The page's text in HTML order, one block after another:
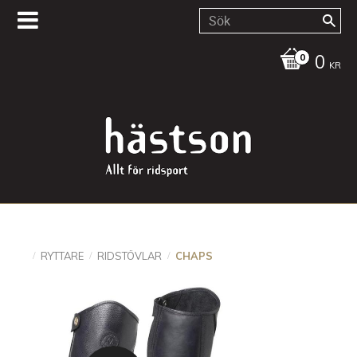
0 KR
RYTTARE RIDSTÖVLAR CHAPS